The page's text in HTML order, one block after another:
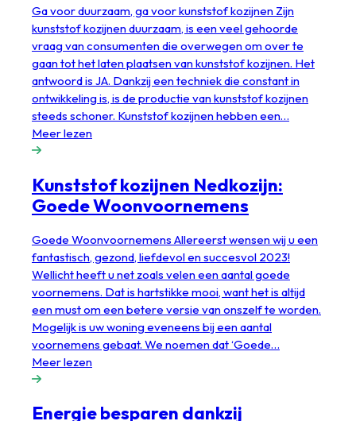
Ga voor duurzaam, ga voor kunststof kozijnen Zijn
kunststof kozijnen duurzaam, is een veel gehoorde
vraag van consumenten die overwegen om over te
gaan tot het laten plaatsen van kunststof kozijnen. Het
antwoord is JA. Dankzij een techniek die constant in
ontwikkeling is, is de productie van kunststof kozijnen
steeds schoner. Kunststof kozijnen hebben een…
Meer lezen
Kunststof kozijnen Nedkozijn:
Goede Woonvoornemens
Goede Woonvoornemens Allereerst wensen wij u een
fantastisch, gezond, liefdevol en succesvol 2023!
Wellicht heeft u net zoals velen een aantal goede
voornemens. Dat is hartstikke mooi, want het is altijd
een must om een betere versie van onszelf te worden.
Mogelijk is uw woning eveneens bij een aantal
voornemens gebaat. We noemen dat ‘Goede…
Meer lezen
Energie besparen dankzij